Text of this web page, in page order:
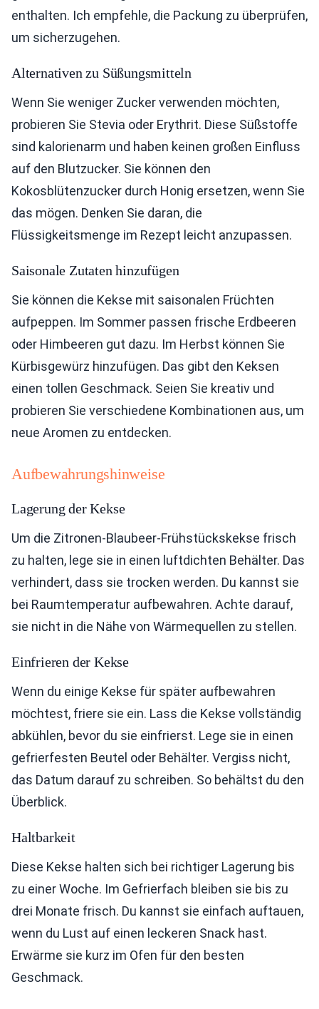
enthalten. Ich empfehle, die Packung zu überprüfen,
um sicherzugehen.
Alternativen zu Süßungsmitteln
Wenn Sie weniger Zucker verwenden möchten,
probieren Sie Stevia oder Erythrit. Diese Süßstoffe
sind kalorienarm und haben keinen großen Einfluss
auf den Blutzucker. Sie können den
Kokosblütenzucker durch Honig ersetzen, wenn Sie
das mögen. Denken Sie daran, die
Flüssigkeitsmenge im Rezept leicht anzupassen.
Saisonale Zutaten hinzufügen
Sie können die Kekse mit saisonalen Früchten
aufpeppen. Im Sommer passen frische Erdbeeren
oder Himbeeren gut dazu. Im Herbst können Sie
Kürbisgewürz hinzufügen. Das gibt den Keksen
einen tollen Geschmack. Seien Sie kreativ und
probieren Sie verschiedene Kombinationen aus, um
neue Aromen zu entdecken.
Aufbewahrungshinweise
Lagerung der Kekse
Um die Zitronen-Blaubeer-Frühstückskekse frisch
zu halten, lege sie in einen luftdichten Behälter. Das
verhindert, dass sie trocken werden. Du kannst sie
bei Raumtemperatur aufbewahren. Achte darauf,
sie nicht in die Nähe von Wärmequellen zu stellen.
Einfrieren der Kekse
Wenn du einige Kekse für später aufbewahren
möchtest, friere sie ein. Lass die Kekse vollständig
abkühlen, bevor du sie einfrierst. Lege sie in einen
gefrierfesten Beutel oder Behälter. Vergiss nicht,
das Datum darauf zu schreiben. So behältst du den
Überblick.
Haltbarkeit
Diese Kekse halten sich bei richtiger Lagerung bis
zu einer Woche. Im Gefrierfach bleiben sie bis zu
drei Monate frisch. Du kannst sie einfach auftauen,
wenn du Lust auf einen leckeren Snack hast.
Erwärme sie kurz im Ofen für den besten
Geschmack.